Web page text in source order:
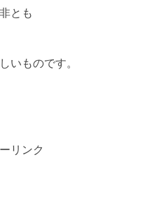
とも
いものです。
リンク